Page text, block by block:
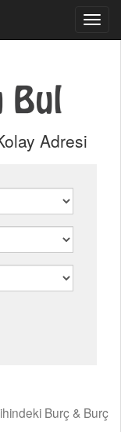
Adresi
Burç & Burç